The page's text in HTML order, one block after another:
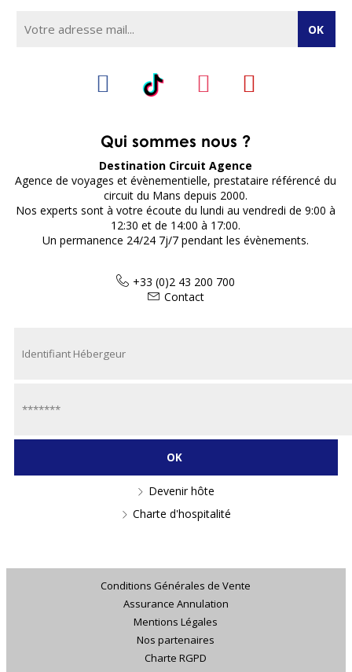
Qui sommes nous ?
Destination Circuit Agence
Agence de voyages et évènementielle, prestataire référencé du
circuit du Mans depuis 2000.
Nos experts sont à votre écoute du lundi au vendredi de 9:00 à
12:30 et de 14:00 à 17:00.
Un permanence 24/24 7j/7 pendant les évènements.
+33 (0)2 43 200 700
Contact
Devenir hôte
Charte d'hospitalité
Conditions Générales de Vente
Assurance Annulation
Mentions Légales
Nos partenaires
Charte RGPD